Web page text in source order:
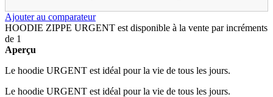
Ajouter au comparateur
HOODIE ZIPPE URGENT est disponible à la vente par incréments
de 1
Aperçu
Le hoodie URGENT est idéal pour la vie de tous les jours.
Le hoodie URGENT est idéal pour la vie de tous les jours.